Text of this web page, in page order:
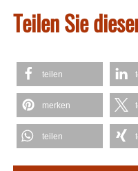
Teilen Sie
teilen
merken
teilen